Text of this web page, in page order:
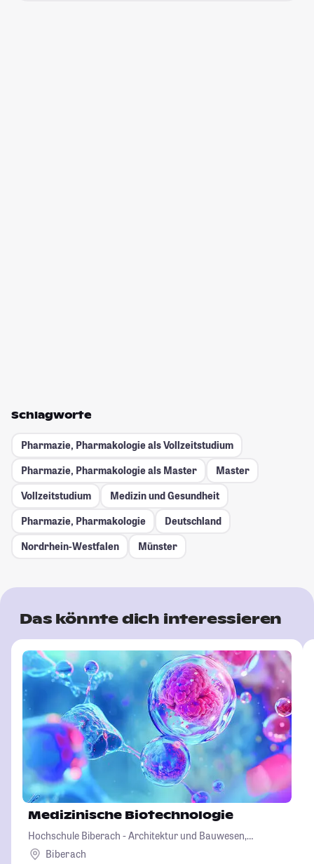
Schlagworte
Pharmazie, Pharmakologie als Vollzeitstudium
Pharmazie, Pharmakologie als Master
Master
Vollzeitstudium
Medizin und Gesundheit
Pharmazie, Pharmakologie
Deutschland
Nordrhein-Westfalen
Münster
Das könnte dich interessieren
Medizinische Biotechnologie
Hochschule Biberach - Architektur und Bauwesen,
Betriebswirtschaft und Biotechnologie
Biberach